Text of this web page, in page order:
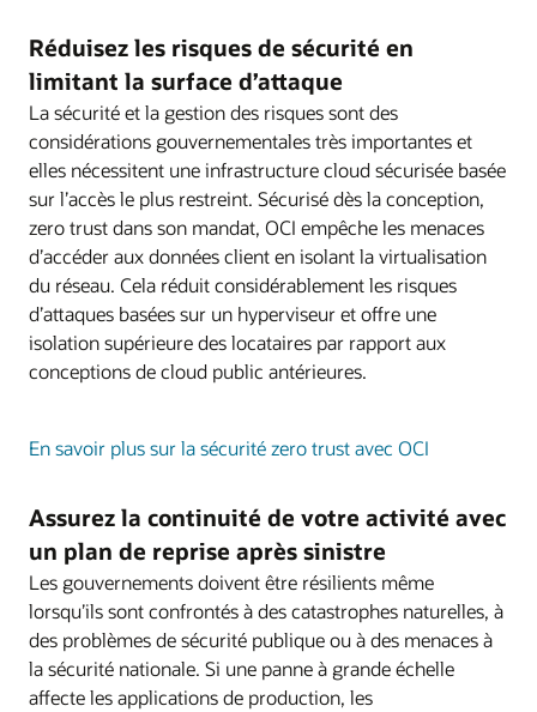
Réduisez les risques de sécurité en
limitant la surface d’attaque
La sécurité et la gestion des risques sont des
considérations gouvernementales très importantes et
elles nécessitent une infrastructure cloud sécurisée basée
sur l’accès le plus restreint. Sécurisé dès la conception,
zero trust dans son mandat, OCI empêche les menaces
d’accéder aux données client en isolant la virtualisation
du réseau. Cela réduit considérablement les risques
d’attaques basées sur un hyperviseur et offre une
isolation supérieure des locataires par rapport aux
conceptions de cloud public antérieures.
En savoir plus sur la sécurité zero trust avec OCI
Assurez la continuité de votre activité avec
un plan de reprise après sinistre
Les gouvernements doivent être résilients même
lorsqu’ils sont confrontés à des catastrophes naturelles, à
des problèmes de sécurité publique ou à des menaces à
la sécurité nationale. Si une panne à grande échelle
affecte les applications de production, les